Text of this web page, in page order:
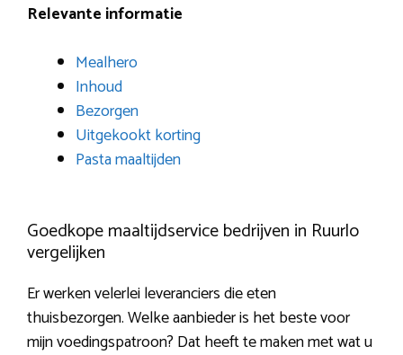
Relevante informatie
Mealhero
Inhoud
Bezorgen
Uitgekookt korting
Pasta maaltijden
Goedkope maaltijdservice bedrijven in Ruurlo
vergelijken
Er werken velerlei leveranciers die eten
thuisbezorgen. Welke aanbieder is het beste voor
mijn voedingspatroon? Dat heeft te maken met wat u